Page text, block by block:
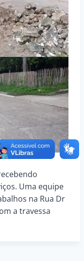
Uma equipe
na Rua Dr
a travessa